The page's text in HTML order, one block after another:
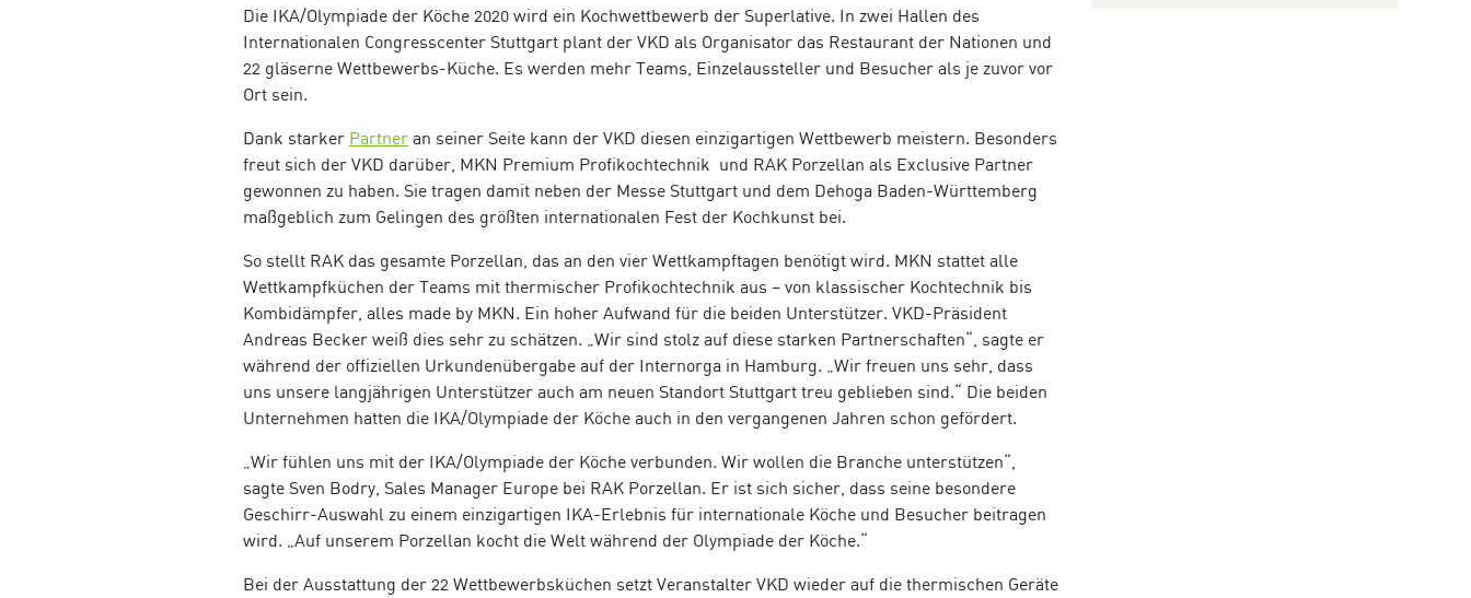
Die IKA/Olympiade der Köche 2020 wird ein Kochwettbewerb der Superlative. In zwei Hallen des
Internationalen Congresscenter Stuttgart plant der VKD als Organisator das Restaurant der Nationen und
22 gläserne Wettbewerbs-Küche. Es werden mehr Teams, Einzelaussteller und Besucher als je zuvor vor
Ort sein.
Dank starker Partner an seiner Seite kann der VKD diesen einzigartigen Wettbewerb meistern. Besonders
freut sich der VKD darüber, MKN Premium Profikochtechnik und RAK Porzellan als Exclusive Partner
gewonnen zu haben. Sie tragen damit neben der Messe Stuttgart und dem Dehoga Baden-Württemberg
maßgeblich zum Gelingen des größten internationalen Fest der Kochkunst bei.
So stellt RAK das gesamte Porzellan, das an den vier Wettkampftagen benötigt wird. MKN stattet alle
Wettkampfküchen der Teams mit thermischer Profikochtechnik aus – von klassischer Kochtechnik bis
Kombidämpfer, alles made by MKN. Ein hoher Aufwand für die beiden Unterstützer. VKD-Präsident
Andreas Becker weiß dies sehr zu schätzen. „Wir sind stolz auf diese starken Partnerschaften“, sagte er
während der offiziellen Urkundenübergabe auf der Internorga in Hamburg. „Wir freuen uns sehr, dass
uns unsere langjährigen Unterstützer auch am neuen Standort Stuttgart treu geblieben sind.“ Die beiden
Unternehmen hatten die IKA/Olympiade der Köche auch in den vergangenen Jahren schon gefördert.
„Wir fühlen uns mit der IKA/Olympiade der Köche verbunden. Wir wollen die Branche unterstützen“,
sagte Sven Bodry, Sales Manager Europe bei RAK Porzellan. Er ist sich sicher, dass seine besondere
Geschirr-Auswahl zu einem einzigartigen IKA-Erlebnis für internationale Köche und Besucher beitragen
wird. „Auf unserem Porzellan kocht die Welt während der Olympiade der Köche.“
Bei der Ausstattung der 22 Wettbewerbsküchen setzt Veranstalter VKD wieder auf die thermischen Geräte